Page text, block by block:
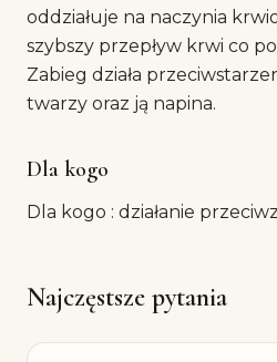
oddziałuje na naczynia
szybszy przepływ krwi co
Zabieg działa
twarzy oraz ją napina.
Dla kogo
Dla kogo : działanie
Najczęstsze pytania